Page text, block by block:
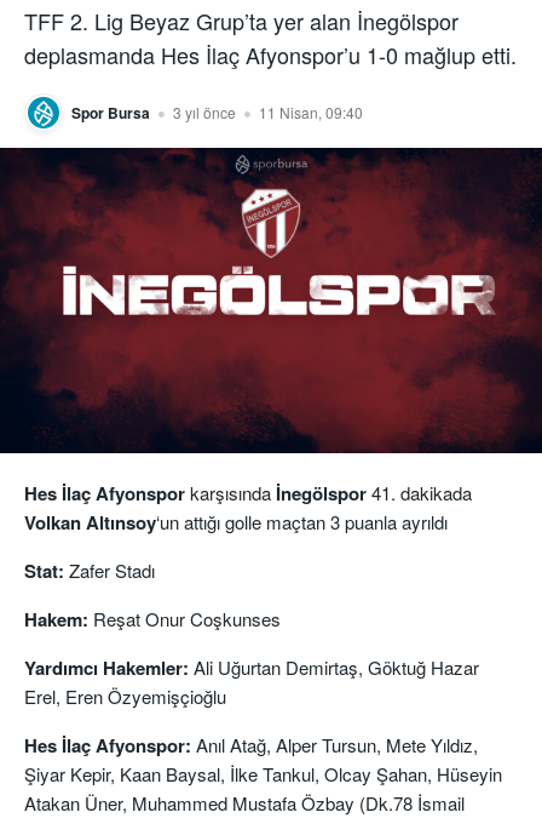
TFF 2. Lig Beyaz Grup’ta yer alan İnegölspor
deplasmanda Hes İlaç Afyonspor’u 1-0 mağlup etti.
Spor Bursa 3 yıl önce 11 Nisan, 09:40
Hes İlaç Afyonsporkarşısında İnegölspor41. dakikada
Volkan Altınsoy‘un attığı golle maçtan 3 puanla ayrıldı
Stat: Zafer Stadı
Hakem: Reşat Onur Coşkunses
Yardımcı Hakemler: Ali Uğurtan Demirtaş, Göktuğ Hazar
Erel, Eren Özyemişçioğlu
Hes İlaç Afyonspor: Anıl Atağ, Alper Tursun, Mete Yıldız,
Şiyar Kepir, Kaan Baysal, İlke Tankul, Olcay Şahan, Hüseyin
Atakan Üner, Muhammed Mustafa Özbay (Dk.78 İsmail